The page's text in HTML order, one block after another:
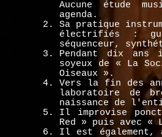
Aucune étude
agenda.
Sa pratique
électrifiés :
séquenceur,
Pendant dix ans
soyeux de « La
Oiseaux ».
Vers la fin des
laboratoire de
naissance de
Il improvise
Red » puis avec «
Il est également,